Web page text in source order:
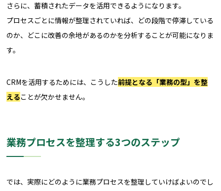
さらに、蓄積されたデータを活用できるようになります。
プロセスごとに情報が整理されていれば、どの段階で停滞している
のか、どこに改善の余地があるのかを分析することが可能になりま
す。
CRMを活用するためには、こうした前提となる「業務の型」を整
えることが欠かせません。
業務プロセスを整理する3つのステップ
では、実際にどのように業務プロセスを整理していけばよいのでし